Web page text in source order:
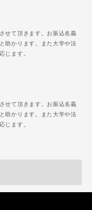
せて頂きます。お振込名義
助かります。また大学や法
じます。
せて頂きます。お振込名義
助かります。また大学や法
じます。